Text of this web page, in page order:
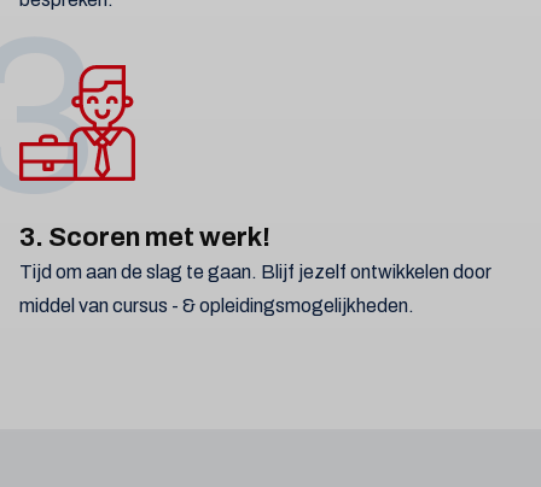
3. Scoren met werk!
Tijd om aan de slag te gaan. Blijf jezelf ontwikkelen door
middel van cursus - & opleidingsmogelijkheden.